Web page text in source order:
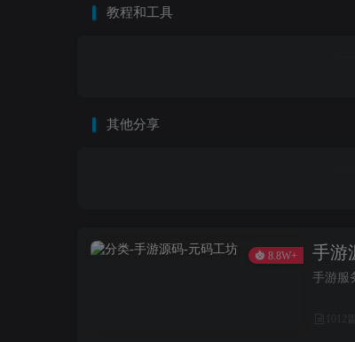
教程和工具
其他分享
8.8W+ 手游
手游服
1012